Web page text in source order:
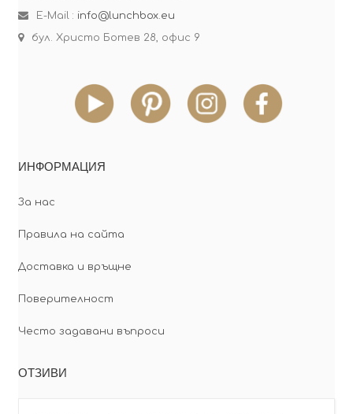
E-Mail : info@lunchbox.eu
бул. Христо Ботев 28, офис 9
ИНФОРМАЦИЯ
За нас
Правила на сайта
Доставка и връщне
Поверителност
Често задавани въпроси
ОТЗИВИ